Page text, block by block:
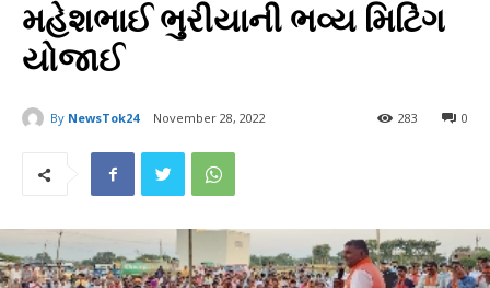
મહેશભાઈ ભુરીયાની ભવ્ય મિટિંગ
યોજાઈ
By NewsTok24 November 28, 2022 0
283